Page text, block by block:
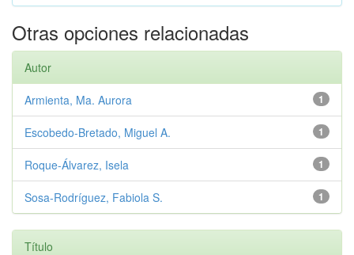
Otras opciones relacionadas
Autor
1
Armienta, Ma. Aurora
1
Escobedo-Bretado, Miguel A.
1
Roque-Álvarez, Isela
1
Sosa-Rodríguez, Fabiola S.
Título